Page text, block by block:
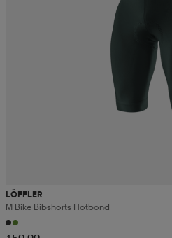
LÖFFLER
M Bike Bibshorts Hotbond